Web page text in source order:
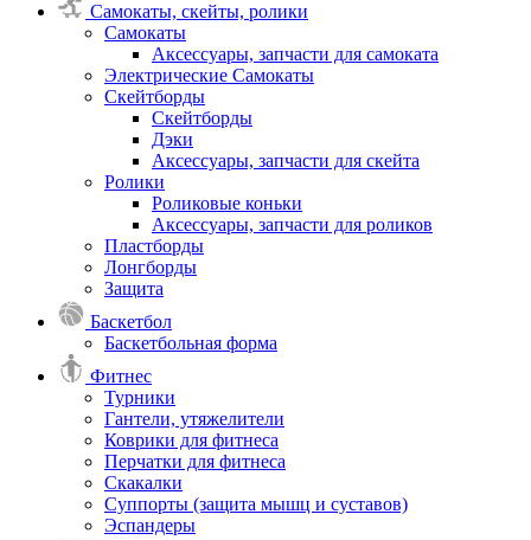
Самокаты, скейты, ролики
Самокаты
Аксессуары, запчасти для самоката
Электрические Самокаты
Скейтборды
Скейтборды
Дэки
Аксессуары, запчасти для скейта
Ролики
Роликовые коньки
Аксессуары, запчасти для роликов
Пластборды
Лонгборды
Защита
Баскетбол
Баскетбольная форма
Фитнес
Турники
Гантели, утяжелители
Коврики для фитнеса
Перчатки для фитнеса
Скакалки
Суппорты (защита мышц и суставов)
Эспандеры